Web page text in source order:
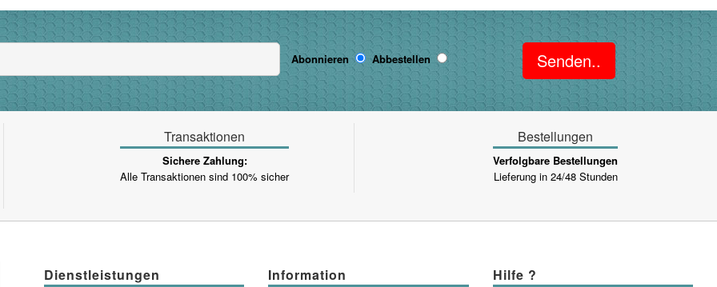
Abonnieren Abbestellen Senden..
Transaktionen
Sichere Zahlung:
Alle Transaktionen sind 100% sicher
Bestellungen
Verfolgbare Bestellungen
Lieferung in 24/48 Stunden
Dienstleistungen Information Hilfe ?